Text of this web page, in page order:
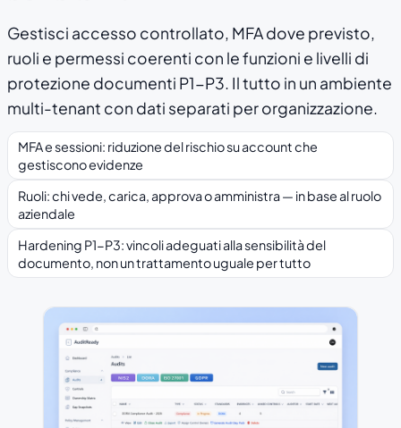
Gestisci accesso controllato, MFA dove previsto,
ruoli e permessi coerenti con le funzioni e livelli di
protezione documenti P1-P3. Il tutto in un ambiente
multi-tenant con dati separati per organizzazione.
MFA e sessioni: riduzione del rischio su account che
gestiscono evidenze
Ruoli: chi vede, carica, approva o amministra — in base al ruolo
aziendale
Hardening P1-P3: vincoli adeguati alla sensibilità del
documento, non un trattamento uguale per tutto